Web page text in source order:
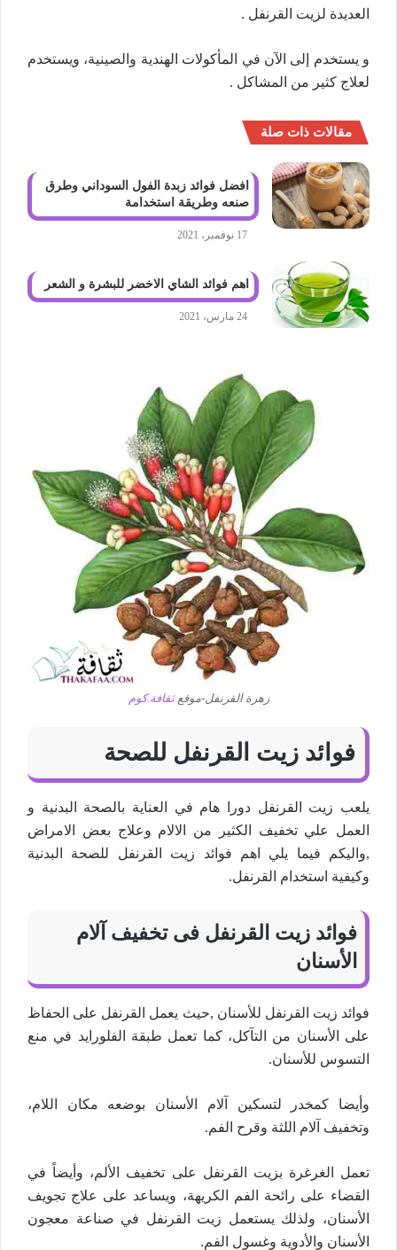
العديدة لزيت القرنفل .
و يستخدم إلى الآن في المأكولات الهندية والصينية، ويستخدم
لعلاج كثير من المشاكل .
مقالات ذات صلة
افضل فوائد زبدة الفول السوداني وطرق
صنعه وطريقة استخدامة
17 نوفمبر، 2021
اهم فوائد الشاي الاخضر للبشرة و الشعر
24 مارس، 2021
زهرة القرنفل-موقعثقافة.كوم
فوائد زيت القرنفل للصحة
يلعب زيت القرنفل دورا هام في العناية بالصحة البدنية و
العمل علي تخفيف الكثير من الالام وعلاج بعض الامراض
,واليكم فيما يلي اهم فوائد زيت القرنفل للصحة البدنية
وكيفية استخدام القرنفل.
فوائد زيت القرنفل فى تخفيف آلام
الأسنان
فوائد زيت القرنفل للأسنان ,حيث يعمل القرنفل على الحفاظ
على الأسنان من التآكل، كما تعمل طبقة الفلورايد في منع
التسوس للأسنان.
وأيضا كمخدر لتسكين آلام الأسنان بوضعه مكان اللام،
وتخفيف آلام اللثة وقرح الفم.
تعمل الغرغرة بزيت القرنفل على تخفيف الألم، وأيضاً في
القضاء على رائحة الفم الكريهة، ويساعد على علاج تجويف
الأسنان، ولذلك يستعمل زيت القرنفل في صناعة معجون
الأسنان والأدوية وغسول الفم.